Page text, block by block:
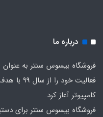
درباره ما
فروشگاه بیسوس سنتر به
فعالیت
کامپیوتر آغاز کرد.
فروشگاه بیسوس سنتر برای